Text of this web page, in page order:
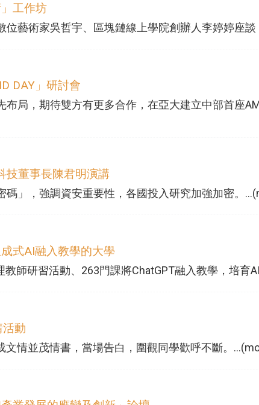
工作坊
藝術家吳哲宇、區塊鏈線上學院創辦人李婷婷座
DAY」研討會
局，期待雙方有更多合作，在亞大建立中部首座
技董事長陳君明演講
」，強調資安重要性，各國投入研究加強加密。
式AI融入教學的大學
師研習活動、263門課將ChatGPT融入教學，培育
活動
情並茂情書，當場告白，圍觀同學歡呼不斷。